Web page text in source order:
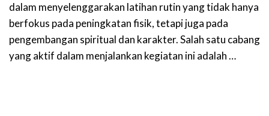
dalam menyelenggarakan latihan rutin yang tidak hanya
berfokus pada peningkatan fisik, tetapi juga pada
pengembangan spiritual dan karakter. Salah satu cabang
yang aktif dalam menjalankan kegiatan ini adalah …